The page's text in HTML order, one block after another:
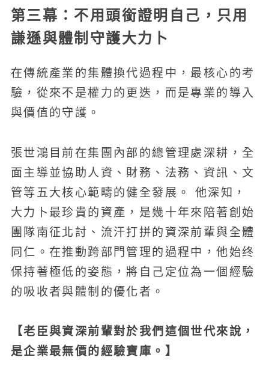
第三幕：不用頭銜證明自己，只用
謙遜與體制守護大力卜
在傳統產業的集體換代過程中，最核心的考
驗，從來不是權力的更迭，而是專業的導入
與價值的守護。
張世鴻目前在集團內部的總管理處深耕，全
面主導並協助人資、財務、法務、資訊、文
管等五大核心範疇的健全發展。 他深知，
大力卜最珍貴的資產，是幾十年來陪著創始
團隊南征北討、流汗打拼的資深前輩與全體
同仁。在推動跨部門管理的過程中，他始终
保持著極低的姿態，將自己定位為一個經驗
的吸收者與體制的優化者。
【老臣與資深前輩對於我們這個世代來說，
是企業最無價的經驗寶庫。】